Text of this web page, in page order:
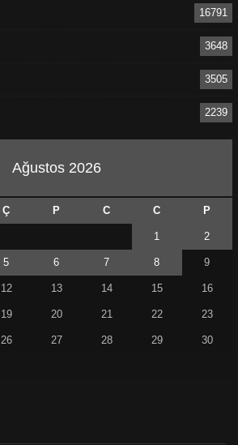
16791
3648
3505
2239
Ağustos 2026
Ç P C C P
1 2
5 6 7 8 9
12 13 14 15 16
19 20 21 22 23
26 27 28 29 30